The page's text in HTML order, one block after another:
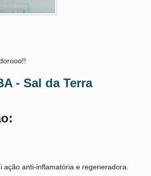
- Sal da Terra
anti-inflamatória e regeneradora.